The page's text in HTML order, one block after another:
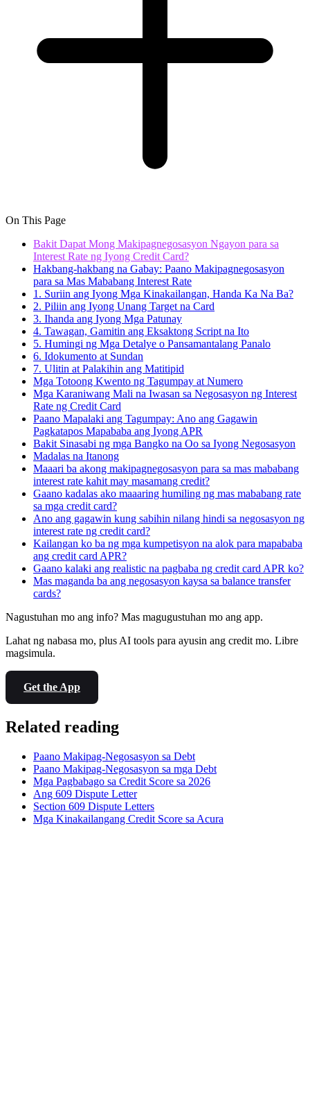
On This Page
Bakit Dapat Mong Makipagnegosasyon Ngayon para sa
Interest Rate ng Iyong Credit Card?
Hakbang-hakbang na Gabay: Paano Makipagnegosasyon
para sa Mas Mababang Interest Rate
1. Suriin ang Iyong Mga Kinakailangan, Handa Ka Na Ba?
2. Piliin ang Iyong Unang Target na Card
3. Ihanda ang Iyong Mga Patunay
4. Tawagan, Gamitin ang Eksaktong Script na Ito
5. Humingi ng Mga Detalye o Pansamantalang Panalo
6. Idokumento at Sundan
7. Ulitin at Palakihin ang Matitipid
Mga Totoong Kwento ng Tagumpay at Numero
Mga Karaniwang Mali na Iwasan sa Negosasyon ng Interest
Rate ng Credit Card
Paano Mapalaki ang Tagumpay: Ano ang Gagawin
Pagkatapos Mapababa ang Iyong APR
Bakit Sinasabi ng mga Bangko na Oo sa Iyong Negosasyon
Madalas na Itanong
Maaari ba akong makipagnegosasyon para sa mas mababang
interest rate kahit may masamang credit?
Gaano kadalas ako maaaring humiling ng mas mababang rate
sa mga credit card?
Ano ang gagawin kung sabihin nilang hindi sa negosasyon ng
interest rate ng credit card?
Kailangan ko ba ng mga kumpetisyon na alok para mapababa
ang credit card APR?
Gaano kalaki ang realistic na pagbaba ng credit card APR ko?
Mas maganda ba ang negosasyon kaysa sa balance transfer
cards?
Nagustuhan mo ang info? Mas magugustuhan mo ang app.
Lahat ng nabasa mo, plus AI tools para ayusin ang credit mo. Libre
magsimula.
Get the App
Related reading
Paano Makipag‑Negosasyon sa Debt
Paano Makipag-Negosasyon sa mga Debt
Mga Pagbabago sa Credit Score sa 2026
Ang 609 Dispute Letter
Section 609 Dispute Letters
Mga Kinakailangang Credit Score sa Acura